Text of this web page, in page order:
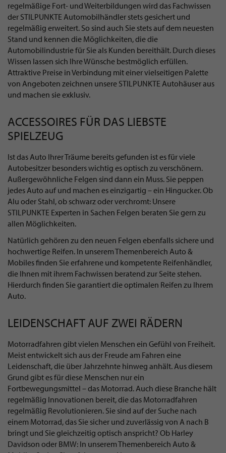
regelmäßige Fort- und Weiterbildungen wird das Fachwissen
der STILPUNKTE Automobilhändler stets gesichert und
regelmäßig erweitert. So sind auch Sie stets auf dem neuesten
Stand und kennen die Möglichkeiten, die die
Automobilindustrie für Sie als Kunden bereithält. Durch dieses
Wissen lassen sich Ihre Wünsche bestmöglich erfüllen.
Attraktive Preise in Verbindung mit einer vielseitigen Palette
von Angeboten zeichnen unsere STILPUNKTE Autohäuser aus
und machen sie exklusiv.
ACCESSOIRES FÜR DAS LIEBSTE
SPIELZEUG
Ist das Auto Ihrer Träume bereits gefunden ist es für viele
Autobesitzer besonders wichtig es optisch zu verschönern.
Außergewöhnliche Felgen sind dann ein Muss. Sie peppen
jedes Auto auf und machen es einzigartig – ein Hingucker. Ob
Alu oder Stahl, ob schwarz oder verchromt: Unsere
STILPUNKTE Experten in Sachen Felgen beraten Sie gern zu
allen Möglichkeiten.
Natürlich gehören zu den neuen Felgen ebenfalls sichere und
hochwertige Reifen. In unserem Themenbereich Auto &
Mobiles finden Sie erfahrene und kompetente Reifenhändler,
die Ihnen mit ihrem Fachwissen beratend zur Seite stehen.
Hierdurch finden Sie garantiert die optimalen Reifen zu Ihrem
Auto.
LEIDENSCHAFT AUF ZWEI RÄDERN
Motorradfahren gibt vielen Menschen ein Gefühl von Freiheit.
Meist entwickelt sich aus der Freude am Fahren eine
Leidenschaft, die über Jahrzehnte hinweg anhält. Aus diesem
Grund gibt es für diese Menschen nur ein
Fortbewegungsmittel – das Motorrad. Auch diese Branche hält
regelmäßig Innovationen bereit, die das Motorradfahren
regelmäßig Revolutionieren. Sie sind auf der Suche nach
einem Motorrad, das Sie sicher und zuverlässig von A nach B
bringt und Sie gleichzeitig optisch anspricht? Ob Harley
Davidson oder BMW: In unserem Themenbereich Auto &